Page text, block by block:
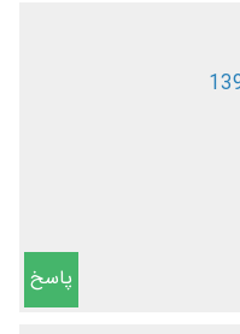
پاسخ